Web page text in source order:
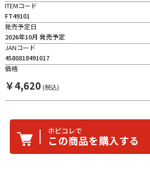
ITEMコード
FT49101
発売予定日
2026年10月 発売予定
JANコード
4580818491017
価格
￥4,620 (税込)
ホビコレで
この商品を購入する